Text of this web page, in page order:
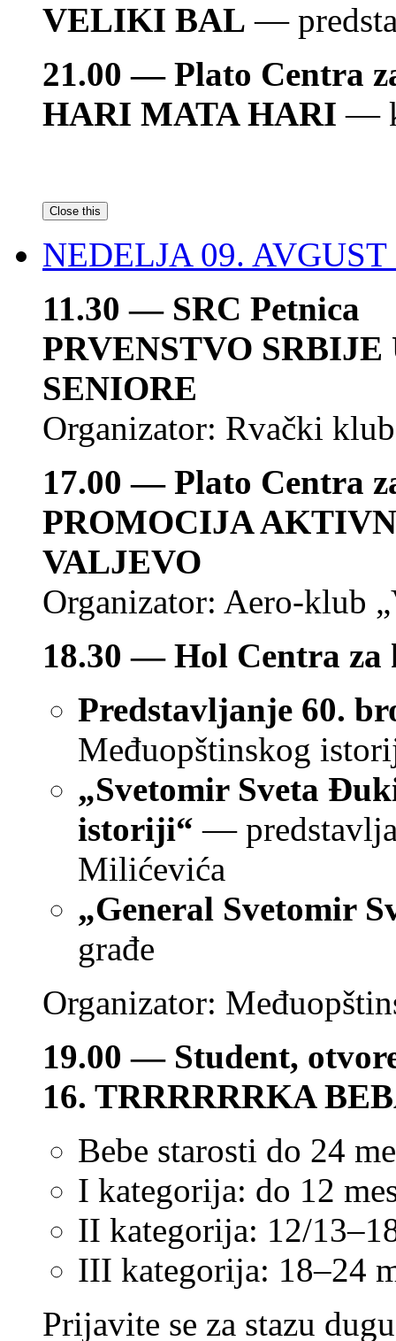
VELIKI BAL —
21.00 — Plato Centra
HARI MATA HARI —
Close this
NEDELJA 09. AVGUST
11.30 — SRC Petnica
PRVENSTVO
SENIORE
Organizator: Rvački
17.00 — Plato Centra
PROMOCIJA
VALJEVO
Organizator: Aero-klub
18.30 — Hol Centra
Predstavljanje 60.
Međuopštinskog
„Svetomir Sveta
istoriji“ —
Milićevića
„General Svetomir
građe
Organizator:
19.00 — Student,
16. TRRRRRRKA
Bebe starosti do 24
I kategorija: do 12
II kategorija: 12/
III kategorija: 18–24
Prijavite se za stazu